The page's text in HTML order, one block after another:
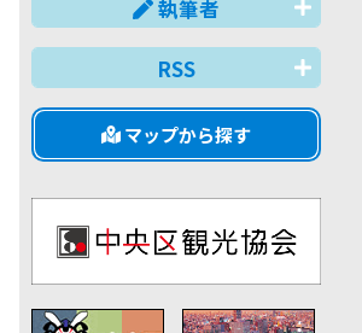
執筆者
RSS
マップから探す